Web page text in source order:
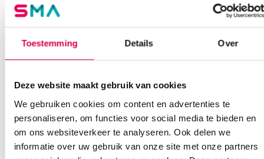
Toestemming Details Over
Deze website maakt gebruik van cookies
We gebruiken cookies om content en advertenties te
personaliseren, om functies voor social media te bieden en
om ons websiteverkeer te analyseren. Ook delen we
informatie over uw gebruik van onze site met onze partners
Seca 201 ergonomisch omtrekmeetlint (1)
SECA